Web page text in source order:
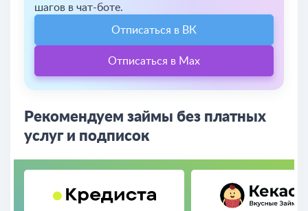
шагов в чат-боте.
Отписаться в ВК
Отписаться в Max
Рекомендуем займы без платных
услуг и подписок